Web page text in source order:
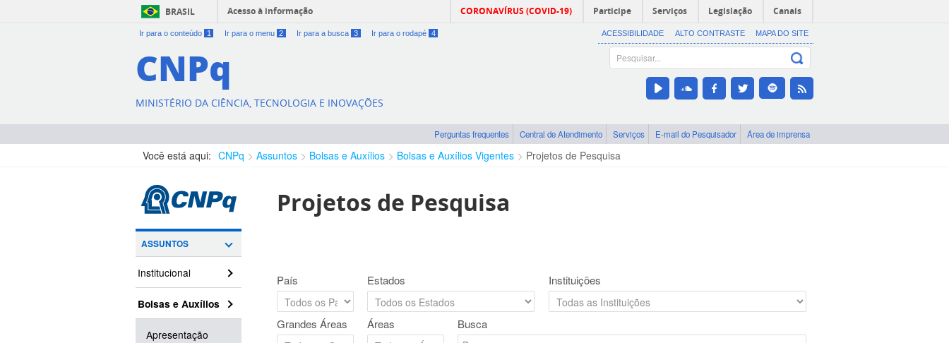
BRASIL Acesso à informação CORONAVÍRUS (COVID-19) Participe Serviços Legislação Canais
Ir para o conteúdo 1 Ir para o menu 2 Ir para a busca 3 Ir para o rodapé 4 ACESSIBILIDADE ALTO CONTRASTE MAPA DO SITE
CNPq
MINISTÉRIO DA CIÊNCIA, TECNOLOGIA E INOVAÇÕES
Perguntas frequentes Central de Atendimento Serviços E-mail do Pesquisador Área de imprensa
Você está aqui: CNPq Assuntos Bolsas e Auxílios Bolsas e Auxílios Vigentes Projetos de Pesquisa
ASSUNTOS
Institucional
Bolsas e Auxílios
Apresentação
Projetos de Pesquisa
País Estados Instituições
Grandes Áreas Áreas Busca